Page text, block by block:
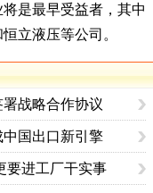
是最早受益者，其中
立液压等公司。
战略合作协议
国出口新引擎
要进工厂干实事